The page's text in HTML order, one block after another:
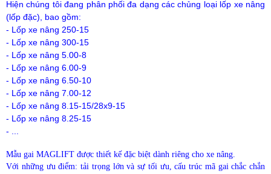
Hiện chúng tôi đang phân phối đa dạng các chủng loại lốp xe nâng
(lốp đặc), bao gồm:
- Lốp xe nâng 250-15
- Lốp xe nâng 300-15
- Lốp xe nâng 5.00-8
- Lốp xe nâng 6.00-9
- Lốp xe nâng 6.50-10
- Lốp xe nâng 7.00-12
- Lốp xe nâng 8.15-15/28x9-15
- Lốp xe nâng 8.25-15
- ...
Mẫu gai MAGLIFT được thiết kế đặc biệt dành riêng cho xe nâng.
Với những ưu điểm: tải trọng lớn và sự tối ưu, cấu trúc mã gai chắc chắn